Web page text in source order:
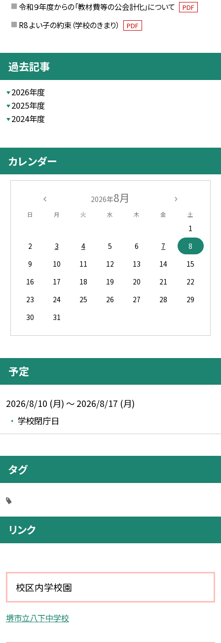
令和９年度からの「教材費等の公会計化」について PDF
R8 よい子の約束（学校のきまり） PDF
過去記事
2026年度
2025年度
2024年度
カレンダー
2026年8月
日 月 火 水 木 金 土
1
2
3 4 5 6 7
8
9
10 11 12 13 14
15
16
17 18 19 20 21
22
23
24 25 26 27 28
29
30
31
予定
2026/8/10 (月) ～ 2026/8/17 (月)
学校閉庁日
タグ
リンク
校区内学校園
堺市立八下中学校